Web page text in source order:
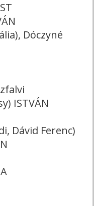
Dóczyné
ISTVÁN
Dávid Ferenc)